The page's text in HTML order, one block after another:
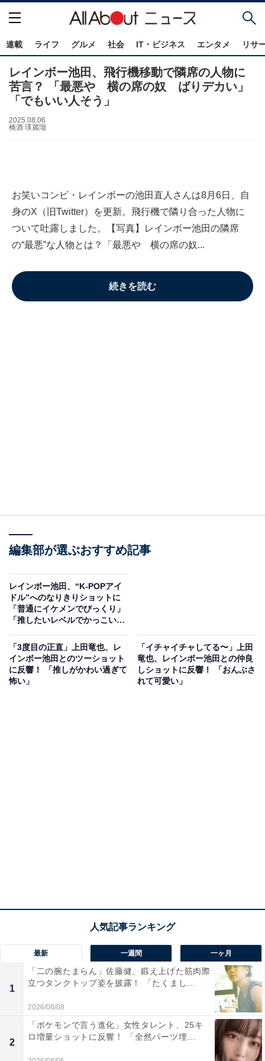
連載 ライフ グルメ 社会 IT・ビジネス エンタメ リサ
レインボー池田、飛行機移動で隣席の人物に
苦言？ 「最悪や 横の席の奴 ばりデカい」
「でもいい人そう」
2025.08.06
橋酒 瑛麗瑠
お笑いコンビ・レインボーの池田直人さんは8月6日、自
身のX（旧Twitter）を更新。飛行機で隣り合った人物に
ついて吐露しました。【写真】レインボー池田の隣席
の“最悪”な人物とは？「最悪や 横の席の奴...
続きを読む
編集部が選ぶおすすめ記事
レインボー池田、“K-POPアイ
ドル”へのなりきりショットに
「普通にイケメンでびっくり」
「推したいレベルでかっこい
「3度目の正直」上田竜也、レ
インボー池田とのツーショット
に反響！ 「推しがかわい過ぎて
怖い」
「イチャイチャしてる〜」上田
竜也、レインボー池田との仲良
しショットに反響！ 「おんぶさ
れて可愛い」
最新 一週間 一ヶ月
1
「二の腕たまらん」佐藤健、鍛え上げた筋肉際
立つタンクトップ姿を披露！ 「たくまし...
2026/08/08
2
「ポケモンで言う進化」女性タレント、25キ
ロ増量ショットに反響！ 「全然パーツ埋...